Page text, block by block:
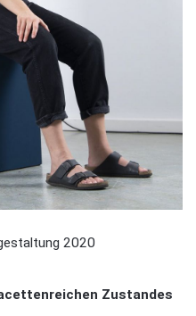
2020
Zustandes